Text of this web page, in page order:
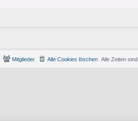
Alle Zeiten sind
Alle Cookies löschen
Mitglieder